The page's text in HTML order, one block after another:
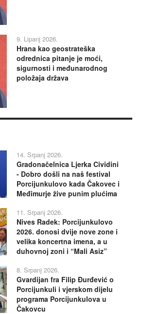
9. Lipanj 2026.
Hrana kao geostrateška
odrednica pitanje je moći,
sigurnosti i međunarodnog
položaja država
14. Srpanj 2026.
Gradonačelnica Ljerka Cividini
- Dobro došli na naš festival
Porcijunkulovo kada Čakovec i
Međimurje žive punim plućima
11. Srpanj 2026.
Nives Radek: Porcijunkulovo
2026. donosi dvije nove zone i
velika koncertna imena, a u
duhovnoj zoni i “Mali Asiz”
8. Srpanj 2026.
Gvardijan fra Filip Đurđević o
Porcijunkuli i vjerskom dijelu
programa Porcijunkulova u
Čakovcu